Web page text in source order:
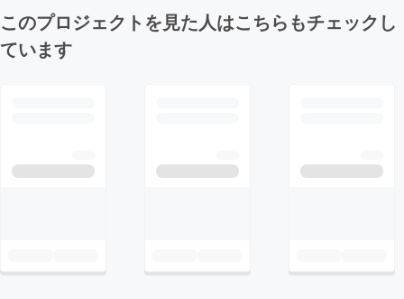
このプロジェクトを見た人はこちらもチェックし
ています